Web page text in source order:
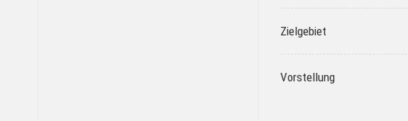
Zielgebiet
Vorstellung